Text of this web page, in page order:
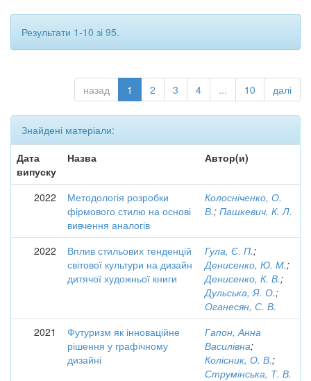
Результати 1-10 зі 95.
назад 1 2 3 4 ... 10 далі
Знайдені матеріали:
Дата
випуску
Назва Автор(и)
2022
Методологія розробки
фірмового стилю на основі
вивчення аналогів
Колосніченко, О.
В.; Пашкевич, К. Л.
2022
Вплив стильових тенденцій
світової культури на дизайн
дитячої художньої книги
Гула, Є. П.;
Денисенко, Ю. М.;
Денисенко, К. В.;
Дульська, Я. О.;
Оганесян, С. В.
2021
Футуризм як інноваційне
рішення у графічному
дизайні
Гапон, Анна
Василівна;
Колісник, О. В.;
Струмінська, Т. В.